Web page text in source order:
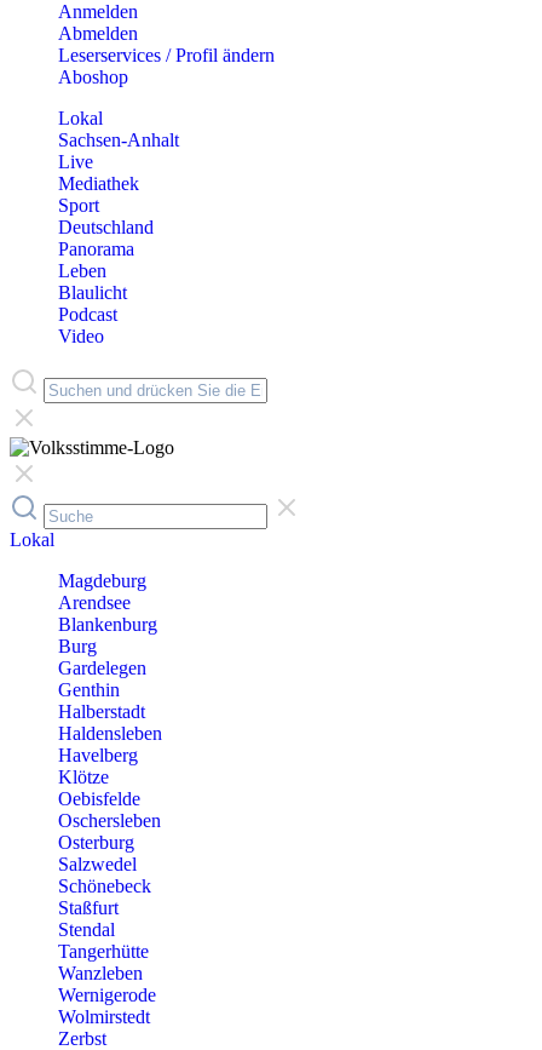
Anmelden
Abmelden
Leserservices / Profil ändern
Aboshop
Lokal
Sachsen-Anhalt
Live
Mediathek
Sport
Deutschland
Panorama
Leben
Blaulicht
Podcast
Video
Lokal
Magdeburg
Arendsee
Blankenburg
Burg
Gardelegen
Genthin
Halberstadt
Haldensleben
Havelberg
Klötze
Oebisfelde
Oschersleben
Osterburg
Salzwedel
Schönebeck
Staßfurt
Stendal
Tangerhütte
Wanzleben
Wernigerode
Wolmirstedt
Zerbst